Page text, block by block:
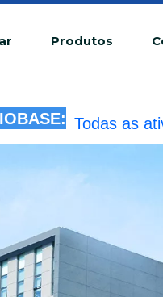
Produtos
infração